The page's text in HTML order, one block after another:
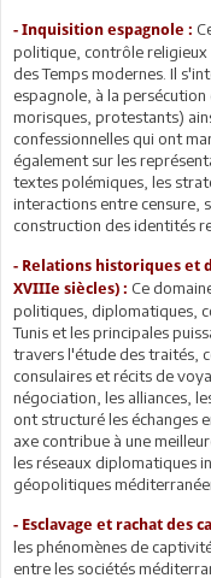
- Inquisition espagnole :
politique, contrôle religieux
des Temps modernes. Il
espagnole, à la
morisques, protestants)
confessionnelles qui ont
également sur les
textes polémiques, les
interactions entre censure,
construction des identités
- Relations historiques et
XVIIIe siècles) : Ce
politiques, diplomatiques,
Tunis et les principales
travers l'étude des traités,
consulaires et récits de
négociation, les alliances,
ont structuré les échanges
axe contribue à une
les réseaux diplomatiques
géopolitiques
- Esclavage et rachat des
les phénomènes de
entre les sociétés